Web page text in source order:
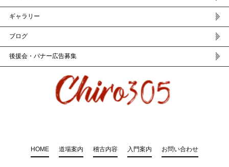
ギャラリー
ブログ
後援会・バナー広告募集
HOME 道場案内 稽古内容 入門案内 お問い合わせ